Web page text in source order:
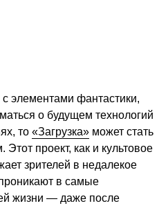
элементами фантастики,
о будущем технологий
то «Загрузка» может стать
проект, как и культовое
зрителей в недалекое
в самые
жизни — даже после